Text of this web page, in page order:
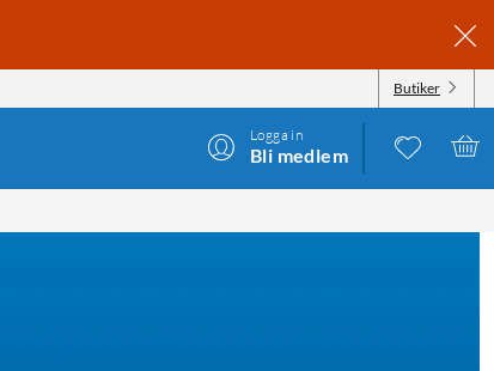
Butiker
Logga in
Bli medlem